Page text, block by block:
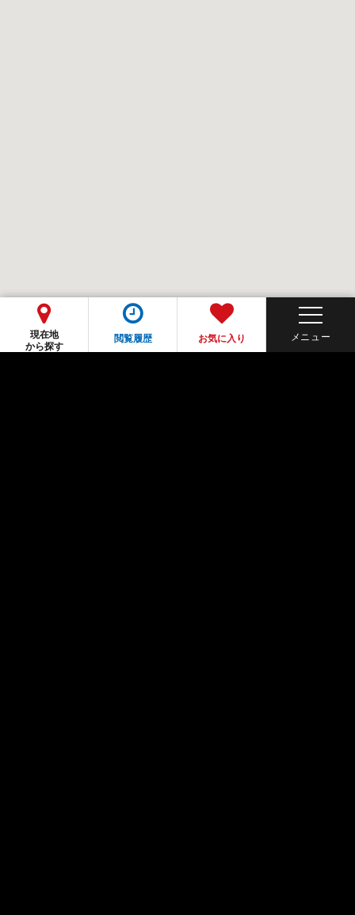
現在地
から探す
閲覧履歴 お気に入り